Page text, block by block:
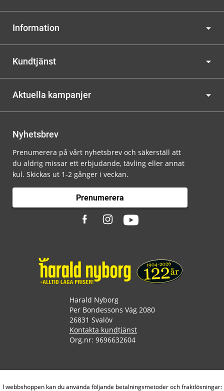
Information
Kundtjänst
Aktuella kampanjer
Nyhetsbrev
Prenumerera på vårt nyhetsbrev och säkerställ att
du aldrig missar ett erbjudande, tävling eller annat
kul. Skickas ut 1-2 gånger i veckan.
Prenumerera
Harald Nyborg
Per Bondessons Väg 2080
26831 Svalöv
Kontakta kundtjänst
Org.nr: 9696632604
I webbshoppen kan du använda följande betalningsmetoder och fraktlösningar: